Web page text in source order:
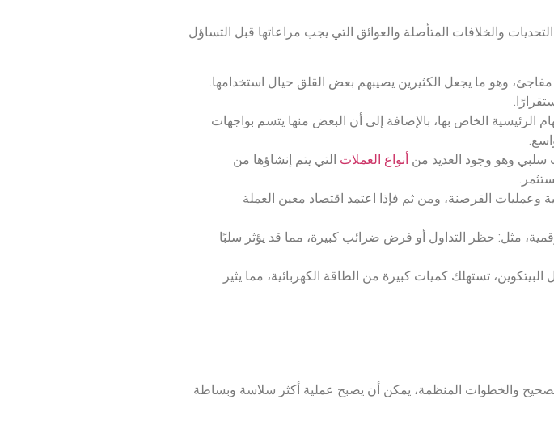
والخلافات المتأصلة والعوائق التي يجب مراعاتها قبل التساؤل
مفاجئ، وهو ما يجعل الكثيرين يصيبهم بعض القلق حيال استخدامها.
الرئيسية الخاص بها، بالإضافة إلى أن البعض منها يتسم بواجهات
سلبي وهو وجود العديد من أنواع العملات التي يتم إنشاؤها من
وعمليات القرصنة، ومن ثم فإذا اعتمد اقتصاد معين العملة
مثل: حظر التداول أو فرض ضرائب كبيرة، مما قد يؤثر سلبًا
تستهلك كميات كبيرة من الطاقة الكهربائية، مما يثير
الصحيح والخطوات المنظمة، يمكن أن يصبح عملية أكثر سلاسة وبساطة